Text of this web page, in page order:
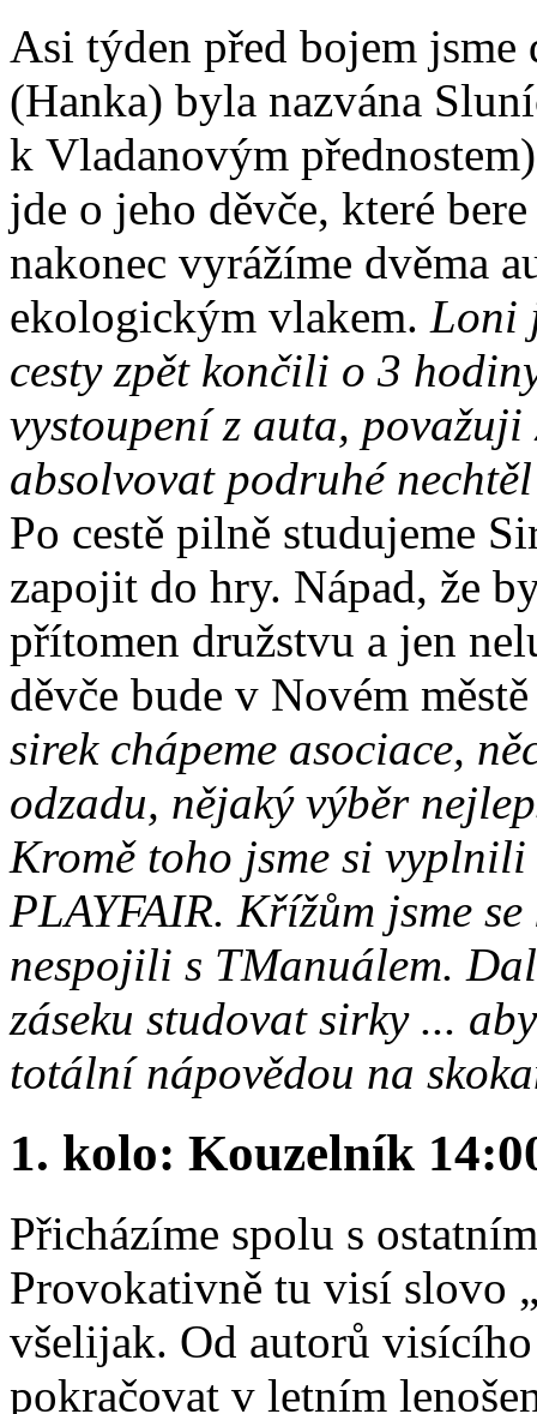
Asi týden před bojem
(Hanka) byla nazvána
k Vladanovým
jde o jeho děvče, které
nakonec vyrážíme dvěma
ekologickým vlakem. Loni
cesty zpět končili o 3
vystoupení z auta,
absolvovat podruhé
Po cestě pilně studujeme
zapojit do hry. Nápad, že
přítomen družstvu a jen
děvče bude v Novém
sirek chápeme asociace,
odzadu, nějaký výběr
Kromě toho jsme si
PLAYFAIR. Křížům jsme
nespojili s TManuálem.
záseku studovat sirky ...
totální nápovědou na
1. kolo: Kouzelník
Přicházíme spolu s
Provokativně tu visí slovo
všelijak. Od autorů
pokračovat v letním